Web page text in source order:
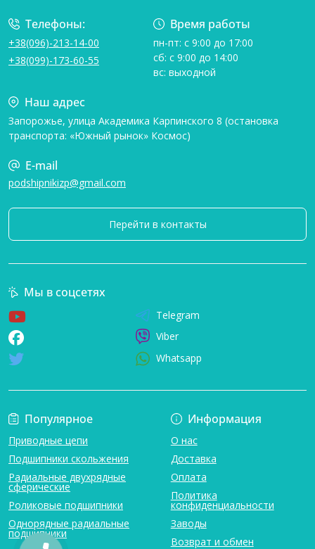
Телефоны:
+38(096)-213-14-00
+38(099)-173-60-55
Время работы
пн-пт: с 9:00 до 17:00
сб: с 9:00 до 14:00
вс: выходной
Наш адрес
Запорожье, улица Академика Карпинского 8 (остановка
транспорта: «Южный рынок» Космос)
E-mail
podshipnikizp@gmail.com
Перейти в контакты
Популярное
Приводные цепи
Подшипники скольжения
Радиальные двухрядные
сферические
Роликовые подшипники
Однорядные радиальные
подшипники
Информация
О нас
Доставка
Оплата
Политика
конфиденциальности
Заводы
Возврат и обмен
Мы в соцсетях
Telegram
Viber
Whatsapp